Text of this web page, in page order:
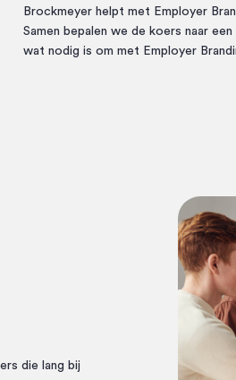
Brockmeyer helpt met Employer
Samen bepalen we de koers naar
wat nodig is om met Employer
die lang bij